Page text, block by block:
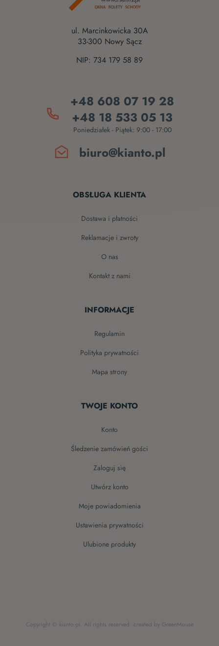
ul. Marcinkowicka 30A
33-300 Nowy Sącz
NIP: 734 179 58 89
+48 608 07 19 28
+48 18 533 05 13
Poniedziałek - Piątek: 9:00 - 17:00
biuro@kianto.pl
OBSŁUGA KLIENTA
dostawa i płatności
reklamacje i zwroty
o nas
kontakt z nami
INFORMACJE
regulamin
polityka prywatności
mapa strony
TWOJE KONTO
konto
śledzenie zamówień gości
zaloguj się
utwórz konto
moje powiadomienia
ustawienia prywatności
ulubione produkty
Copyright © kianto.pl. All rights reserved. created by GreenMouse